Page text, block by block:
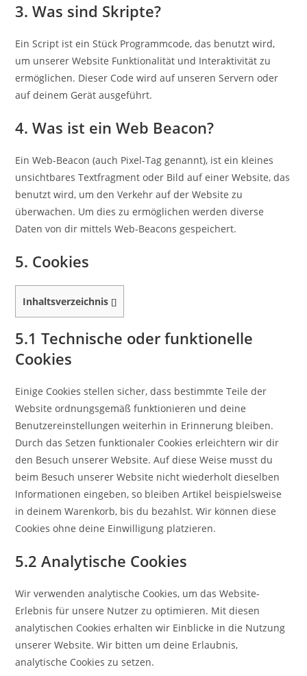
3. Was sind Skripte?
Ein Script ist ein Stück Programmcode, das benutzt wird,
um unserer Website Funktionalität und Interaktivität zu
ermöglichen. Dieser Code wird auf unseren Servern oder
auf deinem Gerät ausgeführt.
4. Was ist ein Web Beacon?
Ein Web-Beacon (auch Pixel-Tag genannt), ist ein kleines
unsichtbares Textfragment oder Bild auf einer Website, das
benutzt wird, um den Verkehr auf der Website zu
überwachen. Um dies zu ermöglichen werden diverse
Daten von dir mittels Web-Beacons gespeichert.
5. Cookies
Inhaltsverzeichnis []
5.1 Technische oder funktionelle
Cookies
Einige Cookies stellen sicher, dass bestimmte Teile der
Website ordnungsgemäß funktionieren und deine
Benutzereinstellungen weiterhin in Erinnerung bleiben.
Durch das Setzen funktionaler Cookies erleichtern wir dir
den Besuch unserer Website. Auf diese Weise musst du
beim Besuch unserer Website nicht wiederholt dieselben
Informationen eingeben, so bleiben Artikel beispielsweise
in deinem Warenkorb, bis du bezahlst. Wir können diese
Cookies ohne deine Einwilligung platzieren.
5.2 Analytische Cookies
Wir verwenden analytische Cookies, um das Website-
Erlebnis für unsere Nutzer zu optimieren. Mit diesen
analytischen Cookies erhalten wir Einblicke in die Nutzung
unserer Website. Wir bitten um deine Erlaubnis,
analytische Cookies zu setzen.